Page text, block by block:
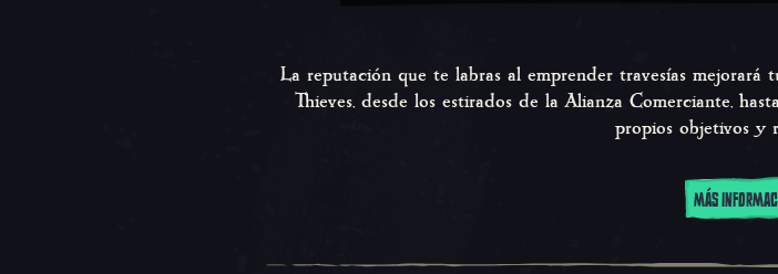
La reputación que te labras al emprender travesías mejorará
Thieves, desde los estirados de la Alianza Comerciante,
propios objetivos y
MÁS